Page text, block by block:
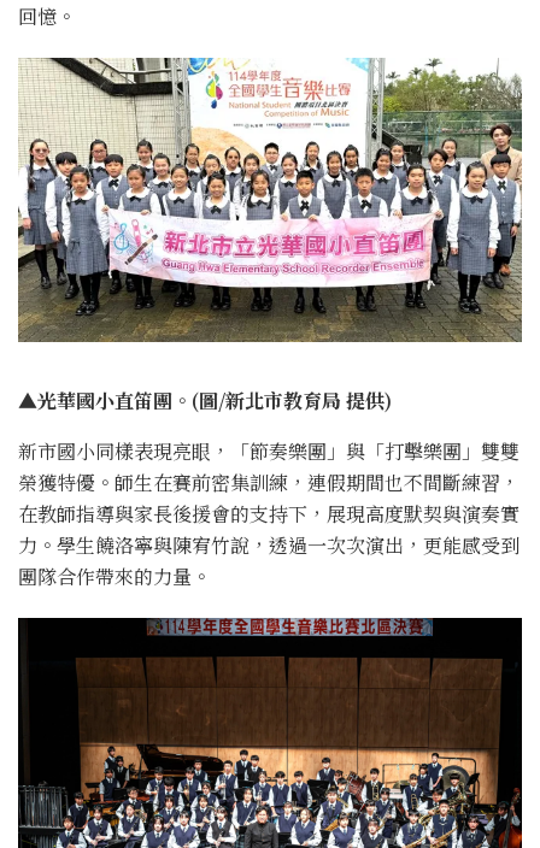
回憶。
▲光華國小直笛團。(圖/新北市教育局 提供)
新市國小同樣表現亮眼，「節奏樂團」與「打擊樂團」雙雙
榮獲特優。師生在賽前密集訓練，連假期間也不間斷練習，
在教師指導與家長後援會的支持下，展現高度默契與演奏實
力。學生饒洛寧與陳宥竹說，透過一次次演出，更能感受到
團隊合作帶來的力量。